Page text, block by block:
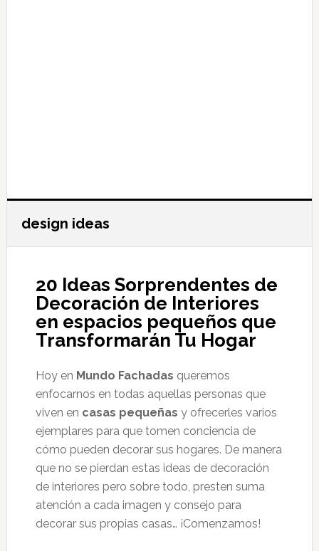
design ideas
20 Ideas Sorprendentes de
Decoración de Interiores
en espacios pequeños que
Transformarán Tu Hogar
Hoy en Mundo Fachadas queremos
enfocarnos en todas aquellas personas que
viven en casas pequeñas y ofrecerles varios
ejemplares para que tomen conciencia de
cómo pueden decorar sus hogares. De manera
que no se pierdan estas ideas de decoración
de interiores pero sobre todo, presten suma
atención a cada imagen y consejo para
decorar sus propias casas… ¡Comenzamos!